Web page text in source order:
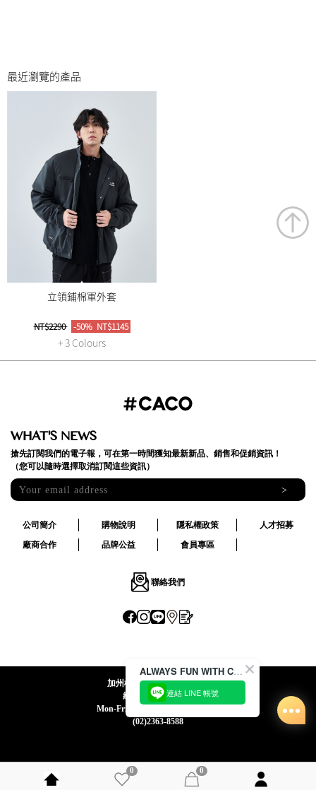
最近瀏覽的產品
立領鋪棉軍外套
NT$2290 -50% NT$1145
+ 3 Colours
0 0
WHAT'S NEWS
搶先訂閱我們的電子報，可在第一時間獲知最新新品、銷售和促銷資訊！
（您可以隨時選擇取消訂閱這些資訊）
>
公司簡介 購物說明 隱私權政策
人才招募
廠商合作
品牌公益 會員專區
聯絡我們
加州椰子國際股份有限公司
統一編號:24492069
Mon-Fri 09:00-12:30 / 13:30-18:00
(02)2363-8588
ALWAYS FUN WITH CACO !
連結 LINE 帳號